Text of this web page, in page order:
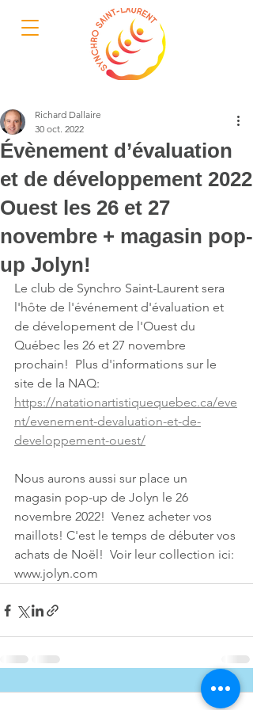
Évènement d’évaluation
et de développement 2022
Ouest les 26 et 27
novembre + magasin pop-
up Jolyn!
Richard Dallaire
30 oct. 2022
Le club de Synchro Saint-Laurent sera
l'hôte de l'événement d'évaluation et
de dévelopement de l'Ouest du
Québec les 26 et 27 novembre
prochain!  Plus d'informations sur le
site de la NAQ:
https://natationartistiquequebec.ca/eve
nt/evenement-devaluation-et-de-
developpement-ouest/
Nous aurons aussi sur place un
magasin pop-up de Jolyn le 26
novembre 2022!  Venez acheter vos
maillots! C'est le temps de débuter vos
achats de Noël!  Voir leur collection ici:
www.jolyn.com